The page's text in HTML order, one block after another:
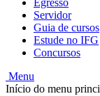
Egresso
Servidor
Guia de cursos
Estude no IFG
Concursos
Menu
Início do menu